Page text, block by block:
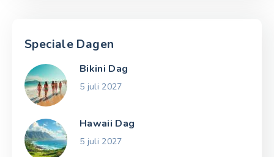
Speciale Dagen
Bikini Dag
5 juli 2027
Hawaii Dag
5 juli 2027